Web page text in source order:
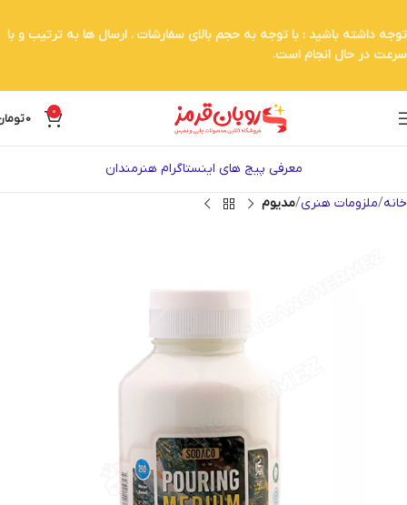
0
0
معرفی پیج های اینستاگرام هنرمندان
خانه ملزومات هنری مدیوم
توجه داشته باشید : با توجه به حجم بالای سفارشات . ارسال ها به ترتیب و با
سرعت در حال انجام است.